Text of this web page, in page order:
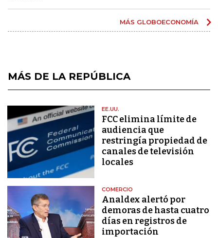
MÁS GLOBOECONOMÍA
MÁS DE LA REPÚBLICA
EE.UU.
FCC elimina límite de
audiencia que
restringía propiedad de
canales de televisión
locales
COMERCIO
Analdex alertó por
demoras de hasta cuatro
días en registros de
importación